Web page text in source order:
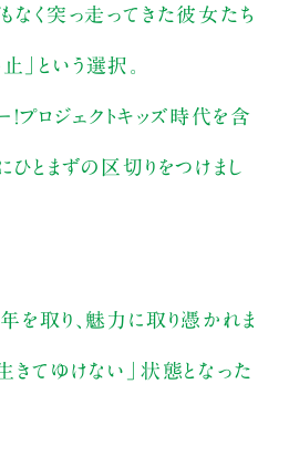
なく突っ走ってきた彼女たち
という選択。
プロジェクトキッズ時代を含
とまずの区切りをつけまし
を取り、魅力に取り憑かれま
きてゆけない」状態となった